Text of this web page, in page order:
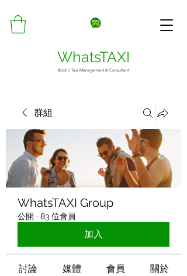
WhatsTAXI
©Jolin Taxi Management & Consultant
群組
WhatsTAXI Group
公開 · 83 位會員
加入
討論 媒體 會員 關於